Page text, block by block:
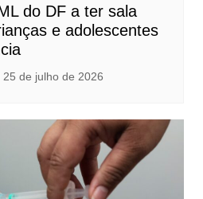
do DF a ter sala
e adolescentes
25 de julho de 2026